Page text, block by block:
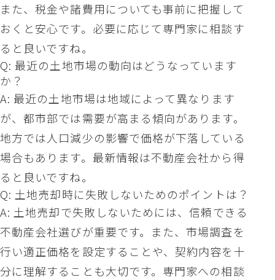
また、税金や諸費用についても事前に把握して
おくと安心です。必要に応じて専門家に相談す
ると良いですね。
Q: 最近の土地市場の動向はどうなっています
か？
A: 最近の土地市場は地域によって異なります
が、都市部では需要が高まる傾向があります。
地方では人口減少の影響で価格が下落している
場合もあります。最新情報は不動産会社から得
ると良いですね。
Q: 土地売却時に失敗しないためのポイントは？
A: 土地売却で失敗しないためには、信頼できる
不動産会社選びが重要です。また、市場調査を
行い適正価格を設定することや、契約内容を十
分に理解することも大切です。専門家への相談